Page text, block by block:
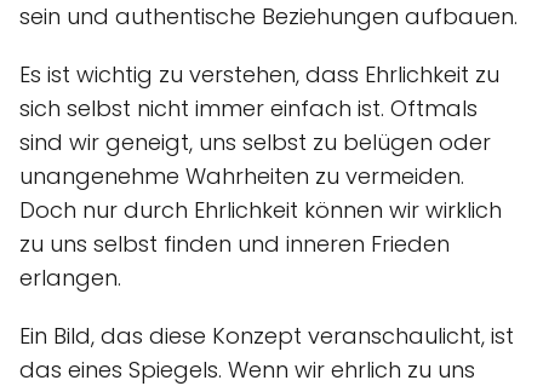
sein und authentische Beziehungen aufbauen.
Es ist wichtig zu verstehen, dass Ehrlichkeit zu
sich selbst nicht immer einfach ist. Oftmals
sind wir geneigt, uns selbst zu belügen oder
unangenehme Wahrheiten zu vermeiden.
Doch nur durch Ehrlichkeit können wir wirklich
zu uns selbst finden und inneren Frieden
erlangen.
Ein Bild, das diese Konzept veranschaulicht, ist
das eines Spiegels. Wenn wir ehrlich zu uns